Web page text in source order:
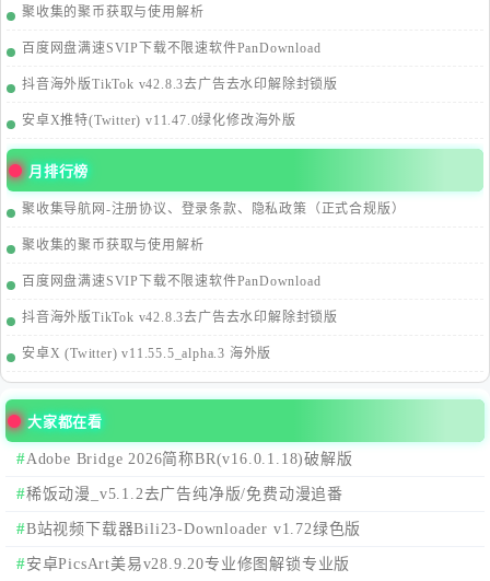
聚收集的聚币获取与使用解析
百度网盘满速SVIP下载不限速软件PanDownload
抖音海外版TikTok v42.8.3去广告去水印解除封锁版
安卓X推特(Twitter) v11.47.0绿化修改海外版
月排行榜
聚收集导航网-注册协议、登录条款、隐私政策（正式合规版）
聚收集的聚币获取与使用解析
百度网盘满速SVIP下载不限速软件PanDownload
抖音海外版TikTok v42.8.3去广告去水印解除封锁版
安卓X (Twitter) v11.55.5_alpha.3 海外版
大家都在看
Adobe Bridge 2026简称BR(v16.0.1.18)破解版
稀饭动漫_v5.1.2去广告纯净版/免费动漫追番
B站视频下载器Bili23-Downloader v1.72绿色版
安卓PicsArt美易v28.9.20专业修图解锁专业版